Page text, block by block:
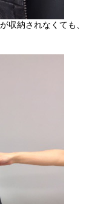
収納されなくても、